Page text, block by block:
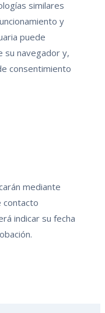
similares
y
puede
su navegador y,
consentimiento
mediante
contacto
indicar su fecha